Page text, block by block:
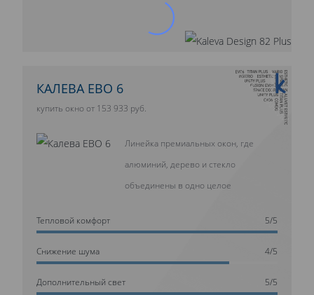
10 ЛЕТ ГАРАНТИИ
КАЛЕВА ЕВО 6
купить окно от 153 933 руб.
Линейка премиальных окон, где
алюминий, дерево и стекло
объединены в одно целое
Тепловой комфорт 5/5
Cнижение шума 4/5
Дополнительный свет 5/5